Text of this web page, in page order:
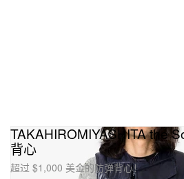
TAKAHIROMIYASHITA the
背心
超过 $1,000 美金的防弹背心！